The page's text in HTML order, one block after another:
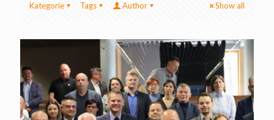
Kategorie Tags Author Show all